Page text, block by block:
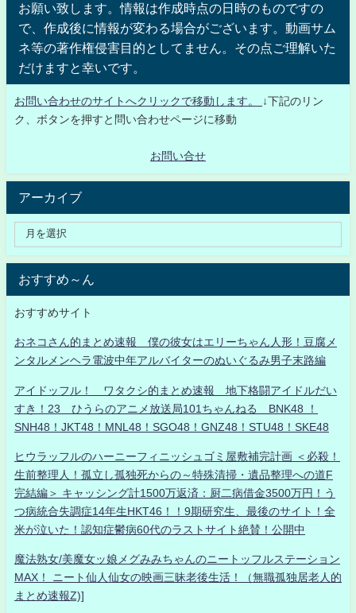
お願い致します。情報は作成時点の日時のものですの
で、作成後に情報が変わる場合がございます。動画サム
ネ等の著作権侵害目的としてません。その点ご理解いた
だけますと幸いです。
お問い合わせのサイトへクリックで移動します。
↓下記のリン
ク、ボタンを押すと問い合わせページに移動
お問い合せ
アーカイブ
おすすめ～ん
おすすめサイト
おネコさん的まとめ速報 僕の彼女はエリーちゃん人形！豆腐メ
ンタルメンヘラ電波中年アルバイターのぬいぐるみ男子末路編
アイドッフル！ ワタクシ的まとめ速報 地下格闘アイドルだい
すき！23 ひうらのアニメ放送局101ちゃんねる BNK48 ！
SNH48！JKT48！MNL48！SGO48！GNZ48！STU48！SKE48
ヒウラッフルのハーニーフィニッシュゴミ屋敷補完計画 ＜必殺！
生前整理人！孤立し孤独死からの～特殊清掃・遺品整理への道F
完結編＞ キャッシング計1500万返済：厨二病借金3500万円！う
つ病統合失調症14年生HKT46！！9期研究生、最後のサイト！全
米が泣いた！認知症鬱病60代のラストサイト絶賛！公開中
魔法熟女/美魔女ッ娘メグみみちゃんのニートッフルステーション
MAX！ ニート仙人仙女の映画三昧老後生活！（無職孤独居老人的
まとめ速報Z)]